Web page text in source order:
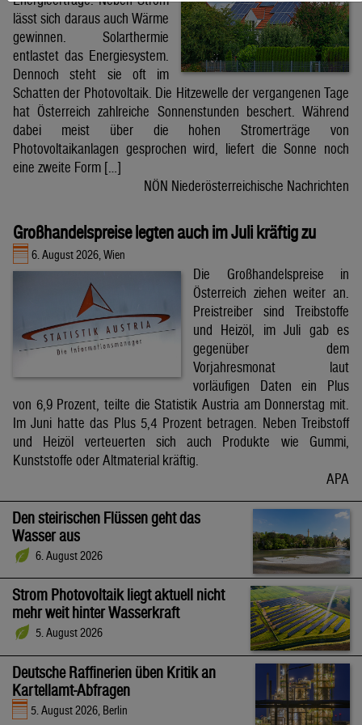
lässt sich daraus auch Wärme
gewinnen. Solarthermie
entlastet das Energiesystem.
Dennoch steht sie oft im
Schatten der Photovoltaik. Die Hitzewelle der vergangenen Tage
hat Österreich zahlreiche Sonnenstunden beschert. Während
dabei meist über die hohen Stromerträge von
Photovoltaikanlagen gesprochen wird, liefert die Sonne noch
eine zweite Form […]
NÖN Niederösterreichische Nachrichten
Großhandelspreise legten auch im Juli kräftig zu
6. August 2026, Wien
Die Großhandelspreise in
Österreich ziehen weiter an.
Preistreiber sind Treibstoffe
und Heizöl, im Juli gab es
gegenüber dem
Vorjahresmonat laut
vorläufigen Daten ein Plus
von 6,9 Prozent, teilte die Statistik Austria am Donnerstag mit.
Im Juni hatte das Plus 5,4 Prozent betragen. Neben Treibstoff
und Heizöl verteuerten sich auch Produkte wie Gummi,
Kunststoffe oder Altmaterial kräftig.
APA
Den steirischen Flüssen geht das
Wasser aus
6. August 2026
Strom Photovoltaik liegt aktuell nicht
mehr weit hinter Wasserkraft
5. August 2026
Deutsche Raffinerien üben Kritik an
Kartellamt-Abfragen
5. August 2026, Berlin